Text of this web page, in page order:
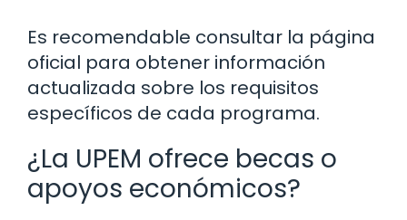
Es recomendable consultar la página
oficial para obtener información
actualizada sobre los requisitos
específicos de cada programa.
¿La UPEM ofrece becas o
apoyos económicos?